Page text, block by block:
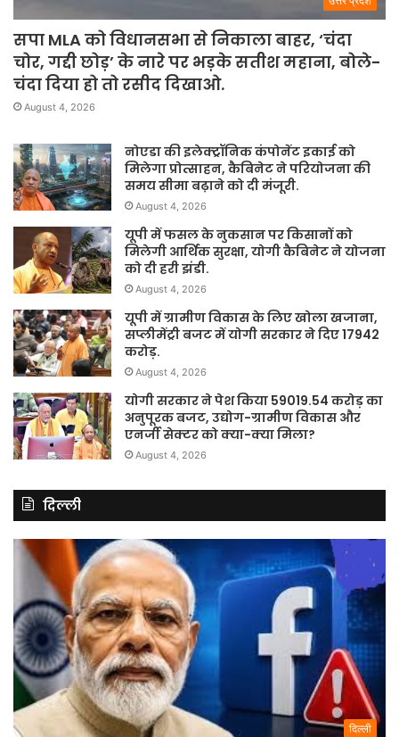
सपा MLA को विधानसभा से निकाला बाहर, ‘चंदा
चोर, गद्दी छोड़’ के नारे पर भड़के सतीश महाना, बोले-
चंदा दिया हो तो रसीद दिखाओ.
August 4, 2026
नोएडा की इलेक्ट्रॉनिक कंपोनेंट इकाई को
मिलेगा प्रोत्साहन, कैबिनेट ने परियोजना की
समय सीमा बढ़ाने को दी मंजूरी.
August 4, 2026
यूपी में फसल के नुकसान पर किसानों को
मिलेगी आर्थिक सुरक्षा, योगी कैबिनेट ने योजना
को दी हरी झंडी.
August 4, 2026
यूपी में ग्रामीण विकास के लिए खोला खजाना,
सप्लीमेंट्री बजट में योगी सरकार ने दिए 17942
करोड़.
August 4, 2026
योगी सरकार ने पेश किया 59019.54 करोड़ का
अनुपूरक बजट, उद्योग-ग्रामीण विकास और
एनर्जी सेक्टर को क्या-क्या मिला?
August 4, 2026
दिल्ली
दिल्ली